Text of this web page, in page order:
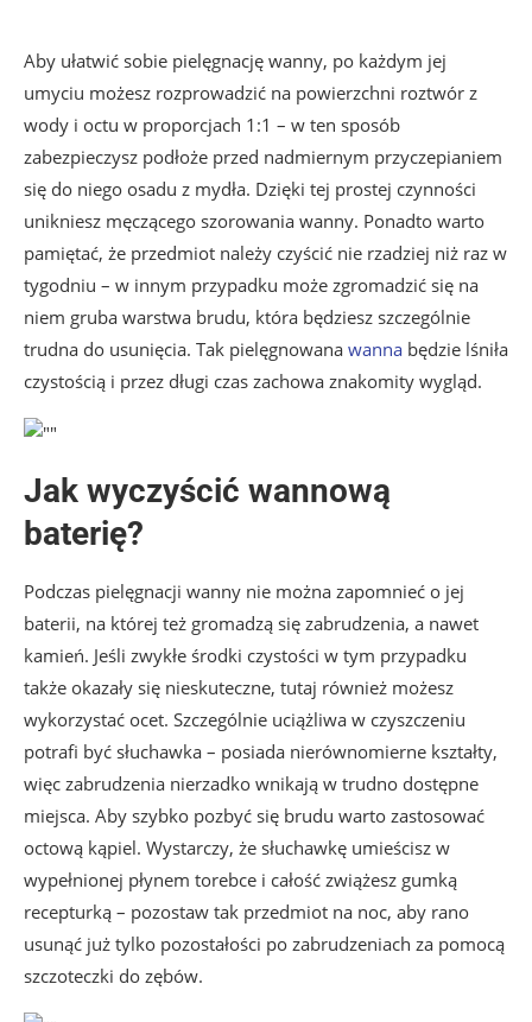
Aby ułatwić sobie pielęgnację wanny, po każdym jej
umyciu możesz rozprowadzić na powierzchni roztwór z
wody i octu w proporcjach 1:1 – w ten sposób
zabezpieczysz podłoże przed nadmiernym przyczepianiem
się do niego osadu z mydła. Dzięki tej prostej czynności
unikniesz męczącego szorowania wanny. Ponadto warto
pamiętać, że przedmiot należy czyścić nie rzadziej niż raz w
tygodniu – w innym przypadku może zgromadzić się na
niem gruba warstwa brudu, która będziesz szczególnie
trudna do usunięcia. Tak pielęgnowana wanna będzie lśniła
czystością i przez długi czas zachowa znakomity wygląd.
Jak wyczyścić wannową
baterię?
Podczas pielęgnacji wanny nie można zapomnieć o jej
baterii, na której też gromadzą się zabrudzenia, a nawet
kamień. Jeśli zwykłe środki czystości w tym przypadku
także okazały się nieskuteczne, tutaj również możesz
wykorzystać ocet. Szczególnie uciążliwa w czyszczeniu
potrafi być słuchawka – posiada nierównomierne kształty,
więc zabrudzenia nierzadko wnikają w trudno dostępne
miejsca. Aby szybko pozbyć się brudu warto zastosować
octową kąpiel. Wystarczy, że słuchawkę umieścisz w
wypełnionej płynem torebce i całość zwiążesz gumką
recepturką – pozostaw tak przedmiot na noc, aby rano
usunąć już tylko pozostałości po zabrudzeniach za pomocą
szczoteczki do zębów.